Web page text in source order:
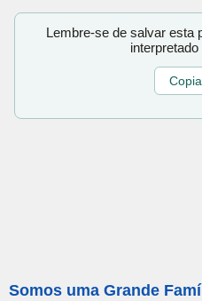
Lembre-se de salvar esta
Somos uma Grande